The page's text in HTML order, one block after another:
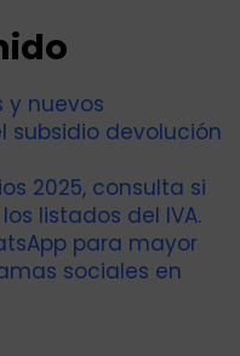
y nuevos
subsidio devolución
2025, consulta si
listados del IVA.
para mayor
sociales en